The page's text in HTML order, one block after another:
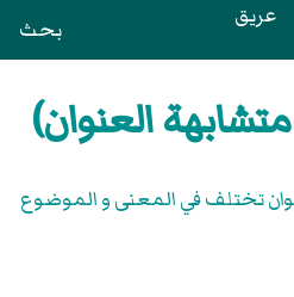
عريق بحث
العنوان)
تختلف في المعنى و الموضوع